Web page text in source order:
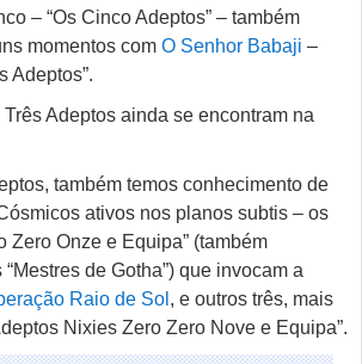
– “Os Cinco Adeptos” – também
momentos com O Senhor Babaji –
Adeptos”.
Adeptos ainda se encontram na
também temos conhecimento de
ativos nos planos subtis – os
Zero Onze e Equipa” (também
de Gotha”) que invocam a
Raio de Sol , e outros três, mais
Nixies Zero Zero Nove e Equipa”.